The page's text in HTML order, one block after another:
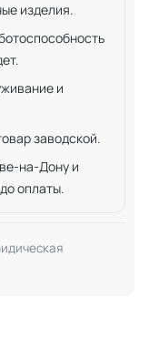
изделия.
и
заводской.
на-Дону и
оплаты.